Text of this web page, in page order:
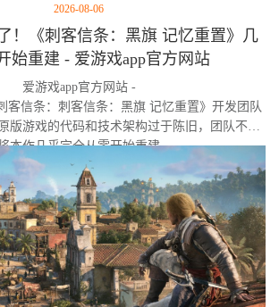
2026-08-06
！《刺客信条：黑旗 记忆重置》几
始重建 - 爱游戏app官方网站
爱游戏app官方网站 -
客信条：刺客信条：黑旗 记忆重置》开发团队
版游戏的代码和技术架构过于陈旧，团队不得
本作几乎完全从零开始重建。